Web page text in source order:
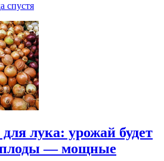
спустя
лука: урожай будет
плоды — мощные